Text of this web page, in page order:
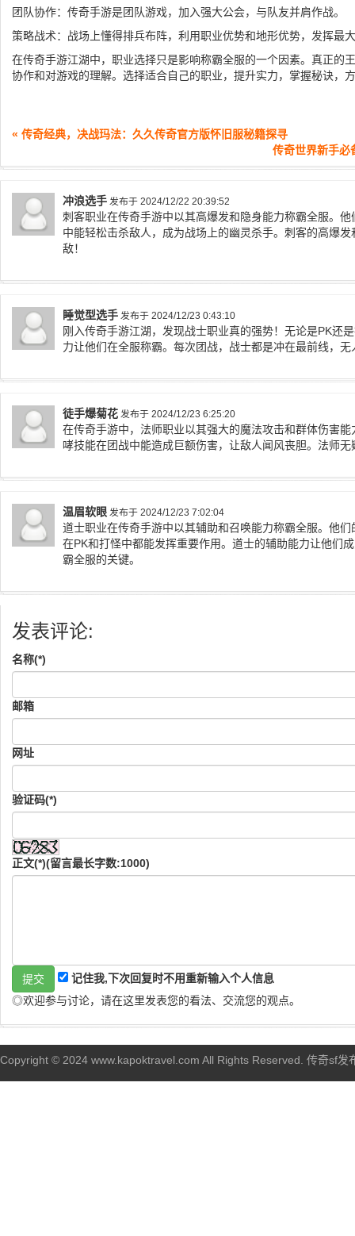
团队协作：传奇手游是团队游戏，加入强大公会，与队友并肩作战。
策略战术：战场上懂得排兵布阵，利用职业优势和地形优势，发挥最
在传奇手游江湖中，职业选择只是影响称霸全服的一个因素。真正的
协作和对游戏的理解。选择适合自己的职业，提升实力，掌握秘诀，
« 传奇经典，决战玛法：久久传奇官方版怀旧服秘籍探寻
传奇世界新手必
冲浪选手 发布于 2024/12/22 20:39:52
刺客职业在传奇手游中以其高爆发和隐身能力称霸全服。
中能轻松击杀敌人，成为战场上的幽灵杀手。刺客的高爆
敌！
睡觉型选手 发布于 2024/12/23 0:43:10
刚入传奇手游江湖，发现战士职业真的强势！无论是PK还
力让他们在全服称霸。每次团战，战士都是冲在最前线，无
徒手爆菊花 发布于 2024/12/23 6:25:20
在传奇手游中，法师职业以其强大的魔法攻击和群体伤害
哮技能在团战中能造成巨额伤害，让敌人闻风丧胆。法师
温眉软眼 发布于 2024/12/23 7:02:04
道士职业在传奇手游中以其辅助和召唤能力称霸全服。他
在PK和打怪中都能发挥重要作用。道士的辅助能力让他们
霸全服的关键。
发表评论:
名称(*)
邮箱
网址
验证码(*)
正文(*)(留言最长字数:1000)
记住我,下次回复时不用重新输入个人信息
◎欢迎参与讨论，请在这里发表您的看法、交流您的观点。
Copyright © 2024 www.kapoktravel.com All Rights Reserved. 传奇sf发